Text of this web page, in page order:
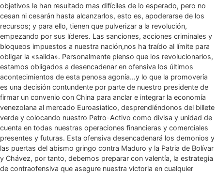
objetivos le han resultado mas difíciles de lo esperado, pero no
cesan ni cesarán hasta alcanzarlos, esto es, apoderarse de los
recursos; y para ello, tienen que pulverizar a la revolución,
empezando por sus líderes. Las sanciones, acciones criminales y
bloqueos impuestos a nuestra nación,nos ha traído al límite para
obligar la «salida». Personalmente pienso que los revolucionarios,
estamos obligados a desencadenar en ofensiva los últimos
acontecimientos de esta penosa agonía…y lo que la promovería
es una decisión contundente por parte de nuestro presidente de
firmar un convenio con China para anclar e integrar la economía
venezolana al mercado Euroasiatico, desprendiéndonos del billete
verde y colocando nuestro Petro-Activo como divisa y unidad de
cuenta en todas nuestras operaciones financieras y comerciales
presentes y futuras. Esta ofensiva desencadenará los demonios y
las puertas del abismo gringo contra Maduro y la Patria de Bolívar
y Chávez, por tanto, debemos preparar con valentía, la estrategia
de contraofensiva que asegure nuestra victoria en cualquier